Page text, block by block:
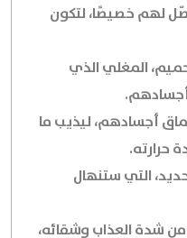
لهم خصيصًا، لتكون
المغلي الذي
أجسادهم، ليذيب ما
التي ستنهال
من شدة العذاب وشقائه،